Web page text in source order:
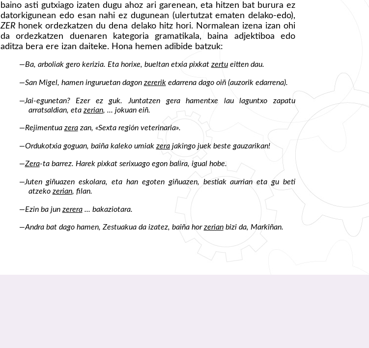
baino asti gutxiago izaten dugu ahoz ari garenean, eta hitzen bat burura ez
datorkigunean edo esan nahi ez dugunean (ulertutzat ematen delako-edo),
ZER honek ordezkatzen du dena delako hitz hori. Normalean izena izan ohi
da ordezkatzen duenaren kategoria gramatikala, baina adjektiboa edo
aditza bera ere izan daiteke. Hona hemen adibide batzuk:
—Ba, arboliak gero kerizia. Eta horixe, bueltan etxia pixkat zertueitten dau.
—San Migel, hamen inguruetan dagon zererikedarrena dago oiñ (auzorik edarrena).
—Jai-egunetan? Ezer ez guk. Juntatzen gera hamentxe lau laguntxo zapatu
arratsaldian, eta zerian, ... jokuan eiñ.
—Rejimentua zerazan, «Sexta región veterinaria».
—Ordukotxia goguan, baiña kaleko umiak zerajakingo juek beste gauzarikan!
—Zera-ta barrez. Harek pixkat serixuago egon balira, igual hobe.
—Juten giñuazen eskolara, eta han egoten giñuazen, bestiak aurrian eta gu beti
atzeko zerian, filan.
—Ezin ba jun zerera... bakaziotara.
—Andra bat dago hamen, Zestuakua da izatez, baiña horzerianbizi da, Markiñan.